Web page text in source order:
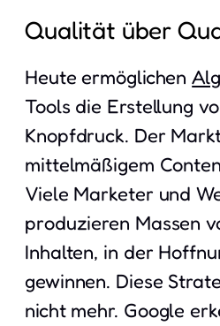
Qualität über
Heute ermöglichen
Tools die Erstellung
Knopfdruck. Der
mittelmäßigem
Viele Marketer und
produzieren Massen
Inhalten, in der
gewinnen. Diese
nicht mehr. Google